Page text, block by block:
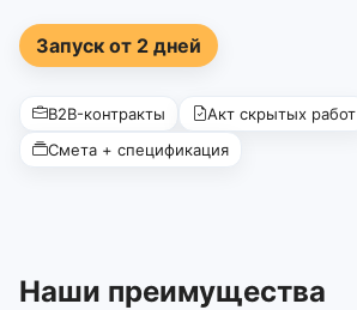
Запуск от 2 дней
B2B-контракты
Акт скрытых работ
Смета + спецификация
Наши преимущества